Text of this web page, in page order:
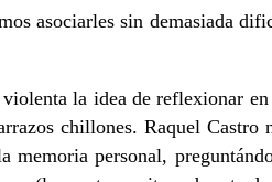
asociarles sin demasiada
la idea de reflexionar
chillones. Raquel
personal,